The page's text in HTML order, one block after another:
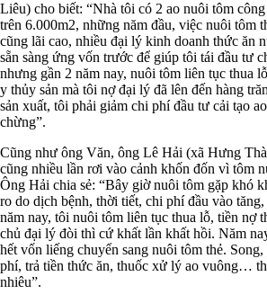
Liêu) cho biết: “Nhà tôi có 2 ao nuôi tôm
trên 6.000m2, những năm đầu, việc nuôi tôm
cũng lãi cao, nhiều đại lý kinh doanh thức ăn
sẵn sàng ứng vốn trước để giúp tôi tái đầu tư
nhưng gần 2 năm nay, nuôi tôm liên tục thua
y thủy sản mà tôi nợ đại lý đã lên đến hàng
sản xuất, tôi phải giảm chi phí đầu tư cải tạo
chừng”.
Cũng như ông Văn, ông Lê Hải (xã Hưng
cũng nhiều lần rơi vào cảnh khốn đốn vì tôm
Ông Hải chia sẻ: “Bây giờ nuôi tôm gặp khó
ro do dịch bệnh, thời tiết, chi phí đầu vào
năm nay, tôi nuôi tôm liên tục thua lỗ, tiền nợ
chủ đại lý đòi thì cứ khất lần khất hồi. Năm
hết vốn liếng chuyển sang nuôi tôm thẻ.
phí, trả tiền thức ăn, thuốc xử lý ao vuông…
nhiêu”.